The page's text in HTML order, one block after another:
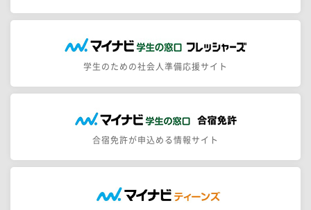
学生のための社会人準備応援サイト
合宿免許が申込める情報サイト